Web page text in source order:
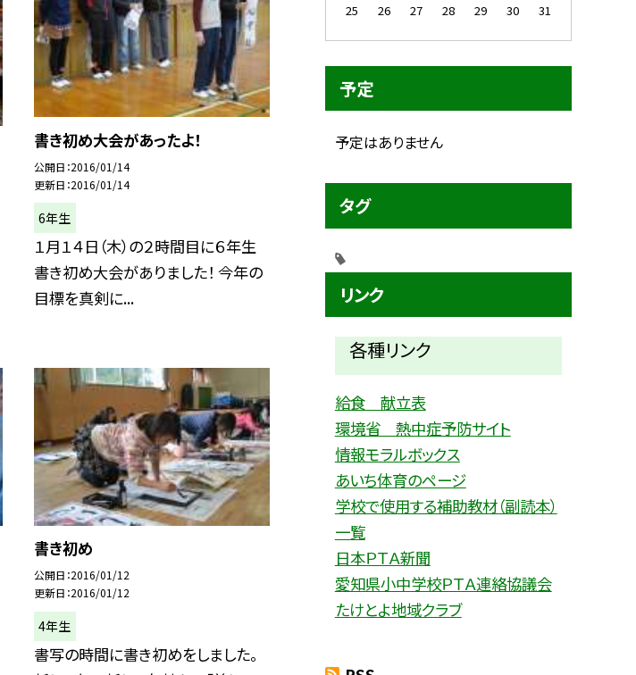
書き初め大会があったよ！
公開日 2016/01/14
更新日 2016/01/14
6年生
１月１４日（木）の２時間目に６年生
書き初め大会がありました！ 今年の
目標を真剣に...
書き初め
公開日 2016/01/12
更新日 2016/01/12
4年生
書写の時間に書き初めをしました。
25
26 27 28 29 30 31
予定
予定はありません
タグ
リンク
各種リンク
給食 献立表
環境省 熱中症予防サイト
情報モラルボックス
あいち体育のページ
学校で使用する補助教材（副読本）
一覧
日本ＰＴＡ新聞
愛知県小中学校ＰＴＡ連絡協議会
たけとよ地域クラブ